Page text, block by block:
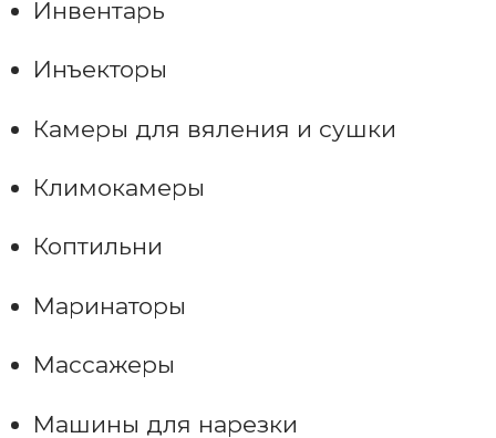
Инвентарь
Инъекторы
Камеры для вяления и сушки
Климокамеры
Коптильни
Маринаторы
Массажеры
Машины для нарезки